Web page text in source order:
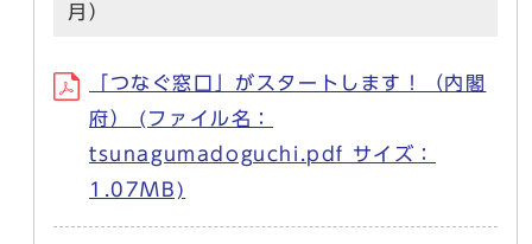
月）
「つなぐ窓口」がスタートします！（内閣
府） (ファイル名：
tsunagumadoguchi.pdf サイズ：
1.07MB)